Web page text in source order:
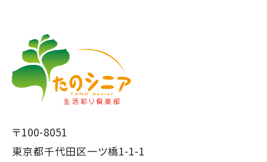
す】
〒100-8051
東京都千代田区一ツ橋1-1-1